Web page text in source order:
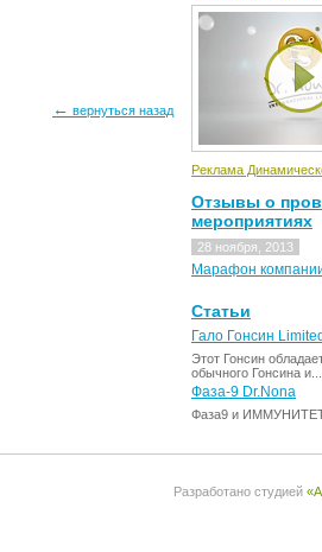
← вернуться назад
Реклама
Отзывы о
мероприятиях
28 ноября, 2013
Марафон
Статьи
Гало Гонсин
Этот Гонсин
обычного Гонсина и...
Фаза-9 Dr.Nona
Фаза9 и
Разработано студией